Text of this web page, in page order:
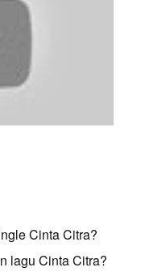
Cinta Citra?
lagu Cinta Citra?